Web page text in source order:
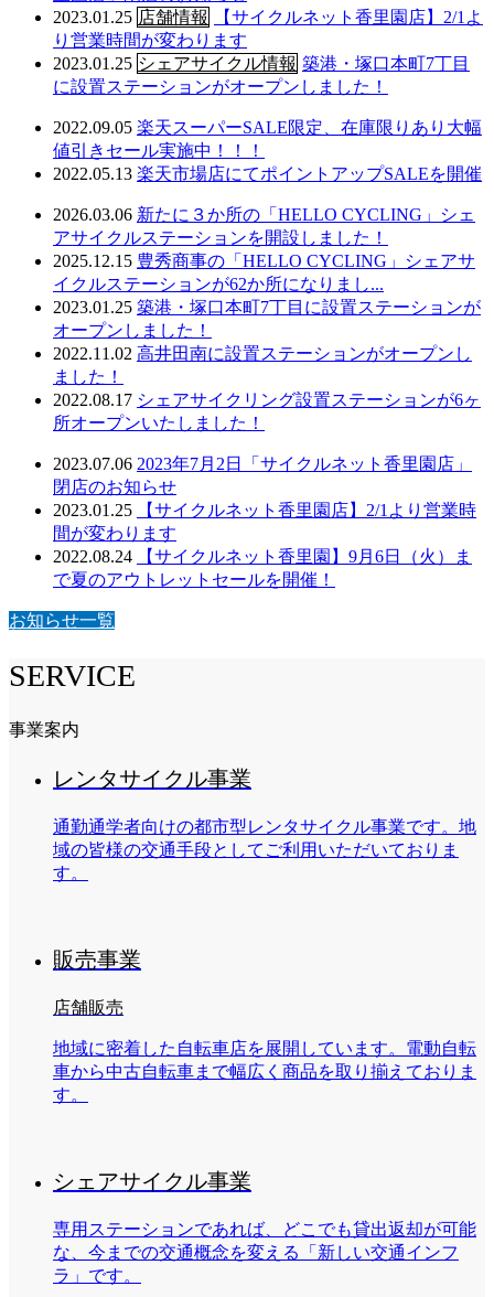
2023.01.25 店舗情報
【サイクルネット香里園店】2/1よ
り営業時間が変わります
2023.01.25 シェアサイクル情報 築港・塚口本町7丁目
に設置ステーションがオープンしました！
2022.09.05 楽天スーパーSALE限定、在庫限りあり大幅
値引きセール実施中！！！
2022.05.13 楽天市場店にてポイントアップSALEを開催
2026.03.06 新たに３か所の「HELLO CYCLING」シェ
アサイクルステーションを開設しました！
2025.12.15 豊秀商事の「HELLO CYCLING」シェアサ
イクルステーションが62か所になりまし...
2023.01.25 築港・塚口本町7丁目に設置ステーションが
オープンしました！
2022.11.02 高井田南に設置ステーションがオープンし
ました！
2022.08.17 シェアサイクリング設置ステーションが6ヶ
所オープンいたしました！
2023.07.06 2023年7月2日「サイクルネット香里園店」
閉店のお知らせ
2023.01.25
【サイクルネット香里園店】2/1より営業時
間が変わります
2022.08.24
【サイクルネット香里園】9月6日（火）ま
で夏のアウトレットセールを開催！
お知らせ一覧
SERVICE
事業案内
レンタサイクル事業
通勤通学者向けの都市型レンタサイクル事業です。地
域の皆様の交通手段としてご利用いただいておりま
す。
販売事業
店舗販売
地域に密着した自転車店を展開しています。電動自転
車から中古自転車まで幅広く商品を取り揃えておりま
す。
シェアサイクル事業
専用ステーションであれば、どこでも貸出返却が可能
な、今までの交通概念を変える「新しい交通インフ
ラ」です。